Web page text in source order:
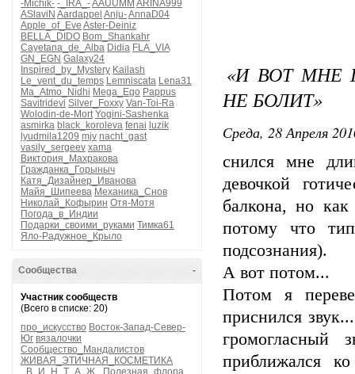
-Michik- -_IRA_-AAUUMM ARINA999
ASlaviN Aardappel Anju-AnnaD04
Apple_of_Eve Aster-Deiniz
BELLA_DIDO Bom_Shankahr
Cayetana_de_Alba Didia FLA_VIA
GN_EGN Galaxy24
Inspired_by_Mystery Kailash
Le_vent_du_temps Lemniscata Lena31
Ma_Atmo_Nidhi Mega_Ego Pappus
Savitridevi Silver_Foxxy Van-Toi-Ra
Wolodin-de-Mort Yogini-Sashenka
asmirka black_koroleva fenai luzik
lyudmila1209 mjv nacht_gast
vasily_sergeev xama
Виктория_Махракова
Гражданка_Горыныч
Катя_Дизайнер_Иванова
Майя_Шипеева Механика_Снов
Николай_Кофырин Отя-Мотя
Погода_в_Индии
Подарки_своими_руками Тимка61
Яло-Радужное_Крыло
-
Сообщества
Участник сообществ
(Всего в списке: 20)
про_искусство Восток-Запад-Север-
Юг вязалочки
Сообщество_Мандалистов
ЖИВАЯ_ЭТИЧНАЯ_КОСМЕТИКА
_В_И_Н_Т_А_Ж_
Полезная_флора
«И ВОТ МНЕ
НЕ БОЛИТ»
Среда, 28 Апреля
снился мне
девочкой
балкона, но как
потому что
подсознания).
А вот потом...
Потом я
приснился
громогласный
приближался